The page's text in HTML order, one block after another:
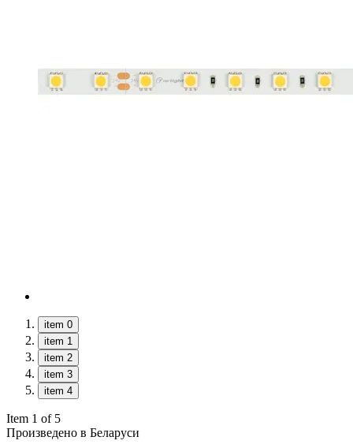
item 0
item 1
item 2
item 3
item 4
Item 1 of 5
Произведено в Беларуси